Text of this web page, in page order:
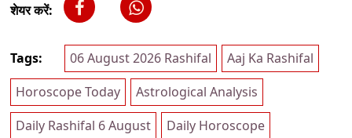
शेयर करें:
Tags: 06 August 2026 Rashifal
Aaj Ka Rashifal
Horoscope Today
Astrological Analysis
Daily Rashifal 6 August
Daily Horoscope